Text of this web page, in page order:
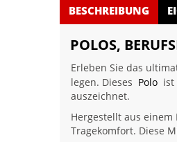
BESCHREIBUNG
POLOS,
Erleben Sie das
legen. Dieses Polo ist
auszeichnet.
Hergestellt aus
Tragekomfort. Diese